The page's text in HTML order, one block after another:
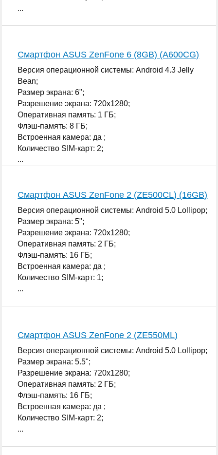
...
Смартфон ASUS ZenFone 6 (8GB) (A600CG)
Версия операционной системы: Android 4.3 Jelly
Bean;
Размер экрана: 6";
Разрешение экрана: 720x1280;
Оперативная память: 1 ГБ;
Флэш-память: 8 ГБ;
Встроенная камера: да ;
Количество SIM-карт: 2;
...
Смартфон ASUS ZenFone 2 (ZE500CL) (16GB)
Версия операционной системы: Android 5.0 Lollipop;
Размер экрана: 5";
Разрешение экрана: 720x1280;
Оперативная память: 2 ГБ;
Флэш-память: 16 ГБ;
Встроенная камера: да ;
Количество SIM-карт: 1;
...
Смартфон ASUS ZenFone 2 (ZE550ML)
Версия операционной системы: Android 5.0 Lollipop;
Размер экрана: 5.5";
Разрешение экрана: 720x1280;
Оперативная память: 2 ГБ;
Флэш-память: 16 ГБ;
Встроенная камера: да ;
Количество SIM-карт: 2;
...